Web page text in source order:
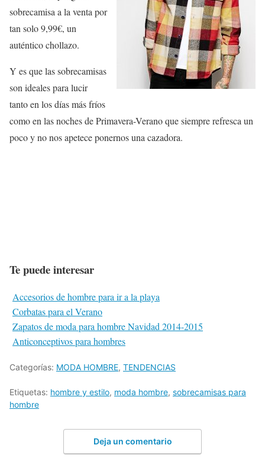
sobrecamisa a la venta por
tan solo 9,99€, un
auténtico chollazo.
Y es que las sobrecamisas
son ideales para lucir
tanto en los días más fríos
como en las noches de Primavera-Verano que siempre refresca un
poco y no nos apetece ponernos una cazadora.
Te puede interesar
Accesorios de hombre para ir a la playa
Corbatas para el Verano
Zapatos de moda para hombre Navidad 2014-2015
Anticonceptivos para hombres
Categorías: MODA HOMBRE, TENDENCIAS
Etiquetas: hombre y estilo, moda hombre, sobrecamisas para
hombre
Deja un comentario